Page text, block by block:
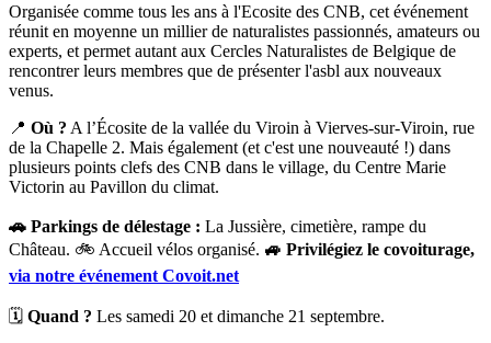
Organisée comme tous les ans à l'Ecosite des CNB, cet événement
réunit en moyenne un millier de naturalistes passionnés, amateurs ou
experts, et permet autant aux Cercles Naturalistes de Belgique de
rencontrer leurs membres que de présenter l'asbl aux nouveaux
venus.
📍 Où ? A l’Écosite de la vallée du Viroin à Vierves-sur-Viroin, rue
de la Chapelle 2. Mais également (et c'est une nouveauté !) dans
plusieurs points clefs des CNB dans le village, du Centre Marie
Victorin au Pavillon du climat.
🚗 Parkings de délestage : La Jussière, cimetière, rampe du
Château. 🚲 Accueil vélos organisé. 🚙 Privilégiez le covoiturage,
via notre événement Covoit.net
🗓️ Quand ? Les samedi 20 et dimanche 21 septembre.